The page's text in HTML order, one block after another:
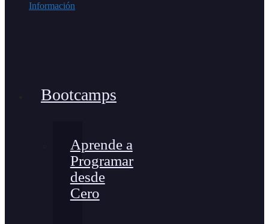
Información
Bootcamps
Aprende a
Programar
desde
Cero